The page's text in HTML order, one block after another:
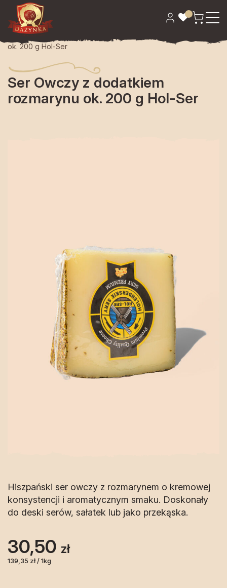
Strona główna
ok. 200 g Hol-Ser
Ser Owczy z dodatkiem
rozmarynu ok. 200 g Hol-Ser
Hiszpański ser owczy z rozmarynem o kremowej
konsystencji i aromatycznym smaku. Doskonały
do deski serów, sałatek lub jako przekąska.
30,50 zł
139,35 zł / 1kg